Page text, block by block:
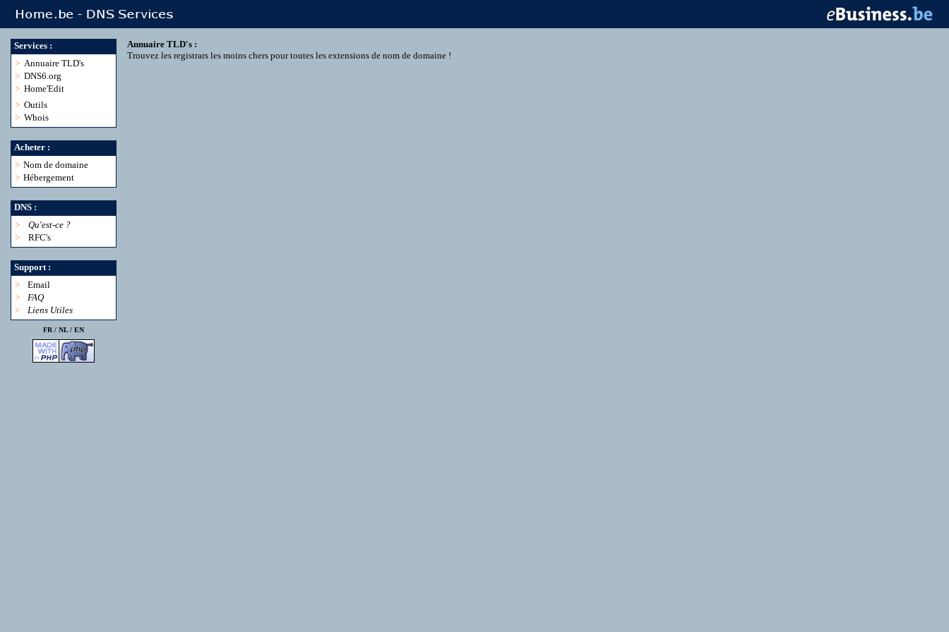
Services :
> Annuaire TLD's
> DNS6.org
> Home'Edit
> Outils
> Whois
Acheter :
> Nom de domaine
> Hébergement
DNS :
>
Qu'est-ce ?
>
RFC's
Support :
>
Email
>
FAQ
>
Liens Utiles
FR / NL/ EN
Annuaire TLD's :
Trouvez les registrars les moins chers pour toutes les extensions de nom de domaine !